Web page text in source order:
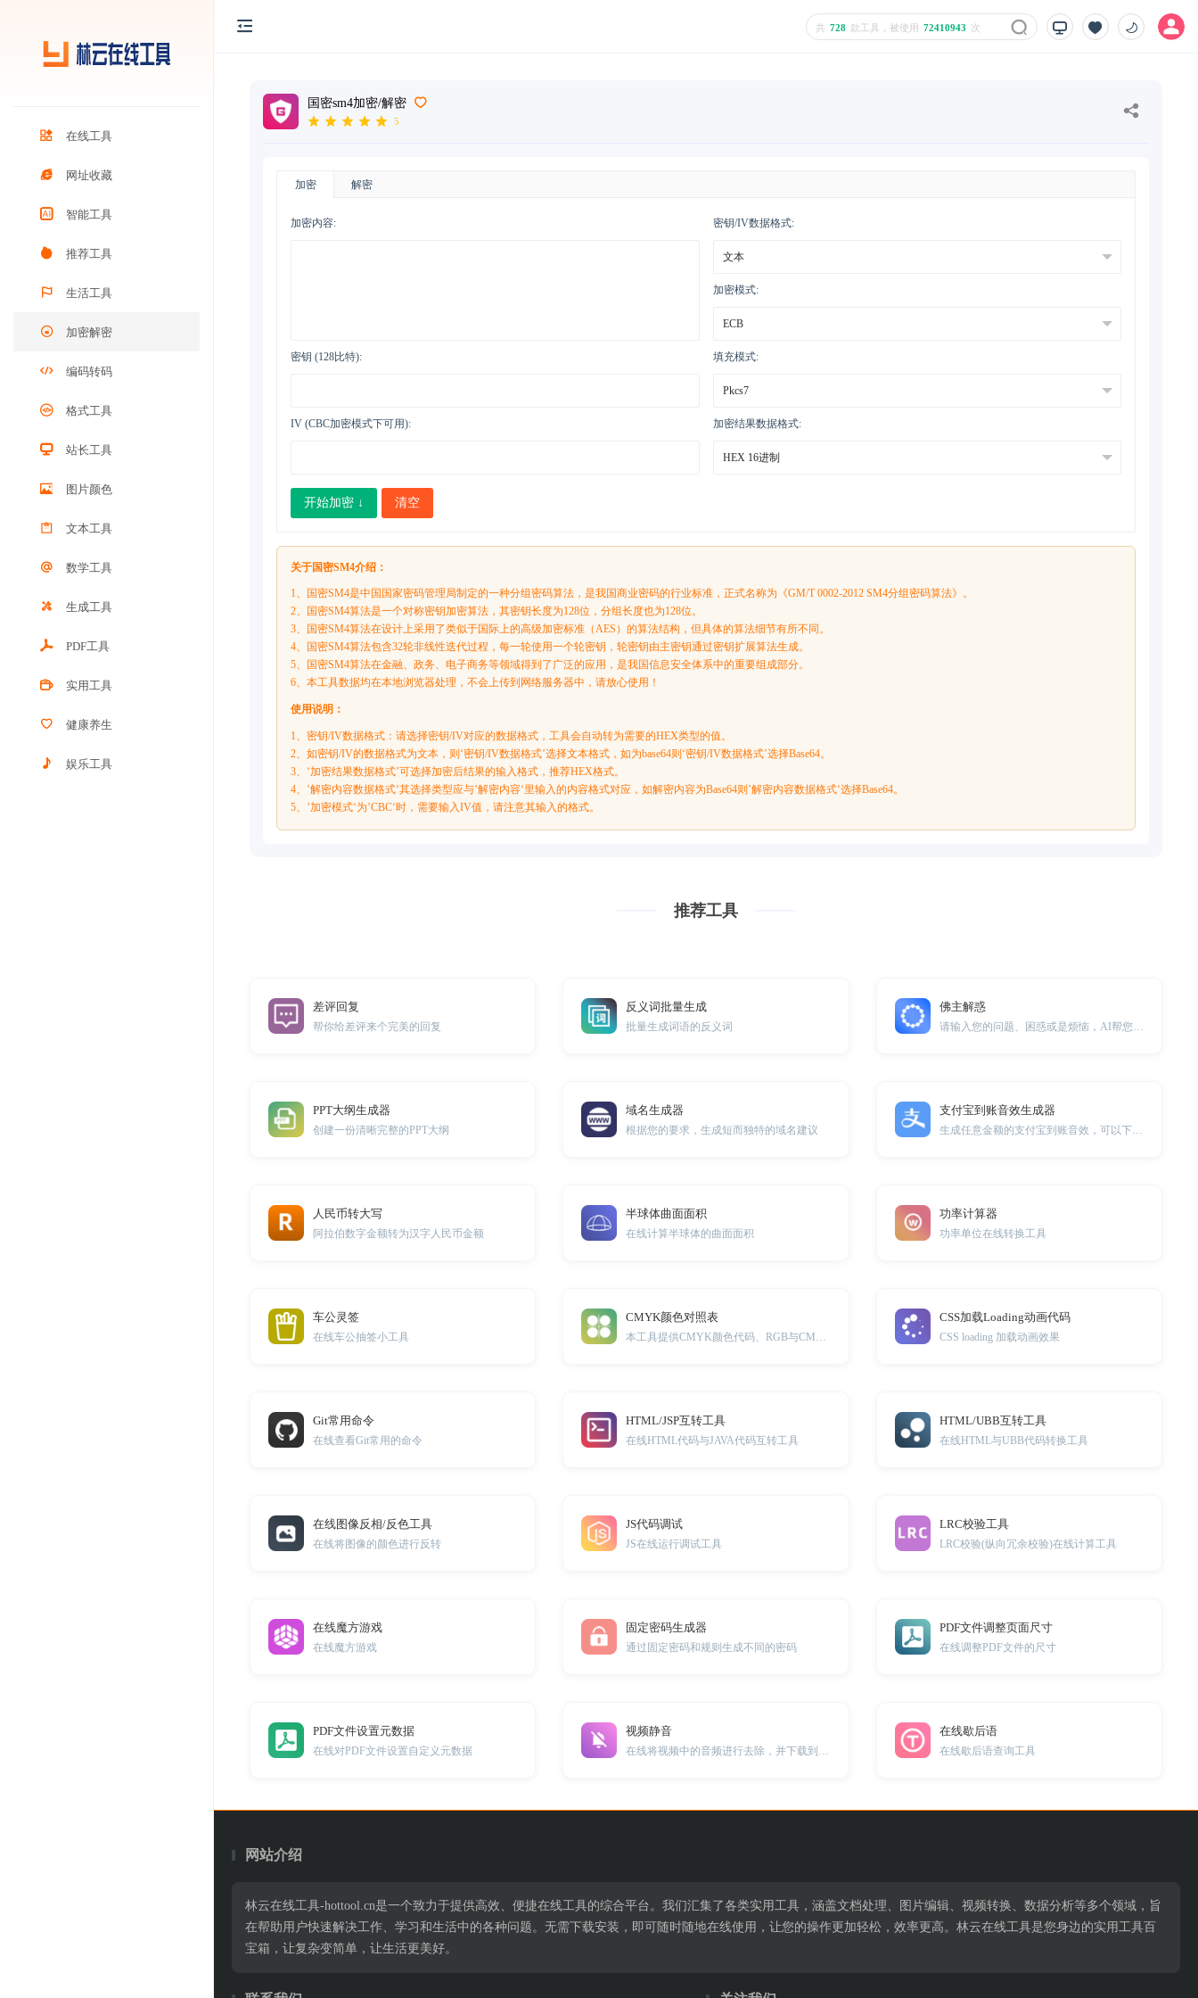
在线工具
网址收藏
智能工具
推荐工具
生活工具
加密解密
编码转码
格式工具
站长工具
图片颜色
文本工具
数学工具
生成工具
PDF工具
实用工具
健康养生
娱乐工具
共 728 款工具，被使用 72410943 次
国密sm4加密/解密
5
加密 解密
加密内容:
密钥 (128比特):
IV (CBC加密模式下可用):
密钥/IV数据格式:
加密模式:
填充模式:
加密结果数据格式:
开始加密 ↓ 清空
关于国密SM4介绍：
1、国密SM4是中国国家密码管理局制定的一种分组密码算法，是我国商业密码的行业标准，正式名称为《GM/T 0002-2012 SM4分组密码算法》。
2、国密SM4算法是一个对称密钥加密算法，其密钥长度为128位，分组长度也为128位。
3、国密SM4算法在设计上采用了类似于国际上的高级加密标准（AES）的算法结构，但具体的算法细节有所不同。
4、国密SM4算法包含32轮非线性迭代过程，每一轮使用一个轮密钥，轮密钥由主密钥通过密钥扩展算法生成。
5、国密SM4算法在金融、政务、电子商务等领域得到了广泛的应用，是我国信息安全体系中的重要组成部分。
6、本工具数据均在本地浏览器处理，不会上传到网络服务器中，请放心使用！
使用说明：
1、密钥/IV数据格式：请选择密钥/IV对应的数据格式，工具会自动转为需要的HEX类型的值。
2、如密钥/IV的数据格式为文本，则‘密钥/IV数据格式’选择文本格式，如为base64则‘密钥/IV数据格式’选择Base64。
3、‘加密结果数据格式’可选择加密后结果的输入格式，推荐HEX格式。
4、’解密内容数据格式‘其选择类型应与’解密内容‘里输入的内容格式对应，如解密内容为Base64则’解密内容数据格式‘选择Base64。
5、’加密模式‘为’CBC‘时，需要输入IV值，请注意其输入的格式。
推荐工具
差评回复
帮你给差评来个完美的回复
反义词批量生成
批量生成词语的反义词
佛主解惑
PPT大纲生成器
创建一份清晰完整的PPT大纲
域名生成器
根据您的要求，生成短而独特的域名建议
支付宝到账音效生成器
生成任意金额的支付宝到账音效，可以下载用于通知或者闹钟铃声。
人民币转大写
阿拉伯数字金额转为汉字人民币金额
半球体曲面面积
在线计算半球体的曲面面积
功率计算器
功率单位在线转换工具
车公灵签
在线车公抽签小工具
CMYK颜色对照表 CSS加载Loading动画代码
CSS loading 加载动画效果
Git常用命令
在线查看Git常用的命令
HTML/JSP互转工具
在线HTML代码与JAVA代码互转工具
HTML/UBB互转工具
在线HTML与UBB代码转换工具
在线图像反相/反色工具
在线将图像的颜色进行反转
JS代码调试
JS在线运行调试工具
LRC校验工具
LRC校验(纵向冗余校验)在线计算工具
在线魔方游戏
在线魔方游戏
固定密码生成器
通过固定密码和规则生成不同的密码
PDF文件调整页面尺寸
在线调整PDF文件的尺寸
PDF文件设置元数据
在线对PDF文件设置自定义元数据
视频静音 在线歇后语
在线歇后语查询工具
网站介绍
林云在线工具-hottool.cn是一个致力于提供高效、便捷在线工具的综合平台。我们汇集了各类实用工具，涵盖文档处理、图片编辑、视频转换、数据分析等多个领域，旨
在帮助用户快速解决工作、学习和生活中的各种问题。无需下载安装，即可随时随地在线使用，让您的操作更加轻松，效率更高。林云在线工具是您身边的实用工具百
宝箱，让复杂变简单，让生活更美好。